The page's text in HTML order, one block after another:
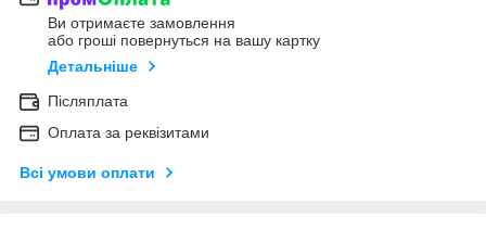
Ви отримаєте замовлення
або гроші повернуться на вашу картку
Детальніше
Післяплата
Оплата за реквізитами
Всі умови оплати